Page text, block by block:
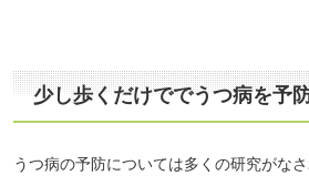
少し歩くだけででうつ病を予
うつ病の予防については多くの研究がなさ